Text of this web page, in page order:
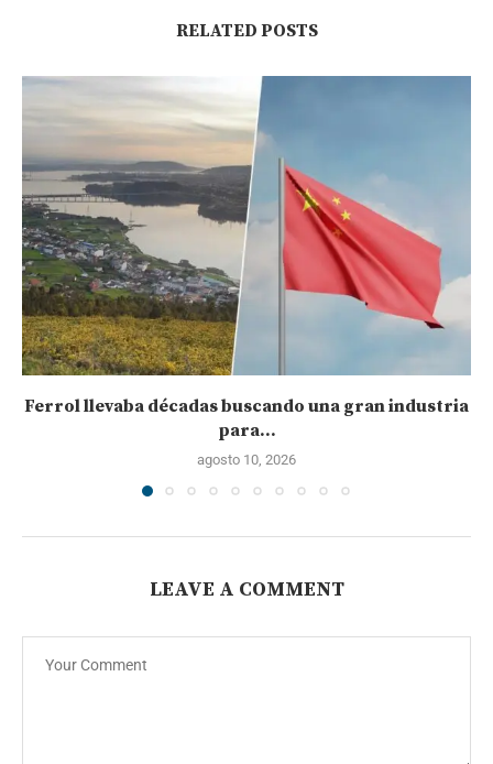
RELATED POSTS
Ferrol llevaba décadas buscando una gran industria
para...
agosto 10, 2026
LEAVE A COMMENT